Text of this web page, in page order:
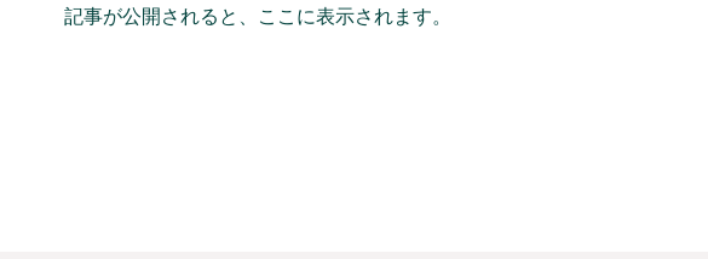
記事が公開されると、ここに表示されます。